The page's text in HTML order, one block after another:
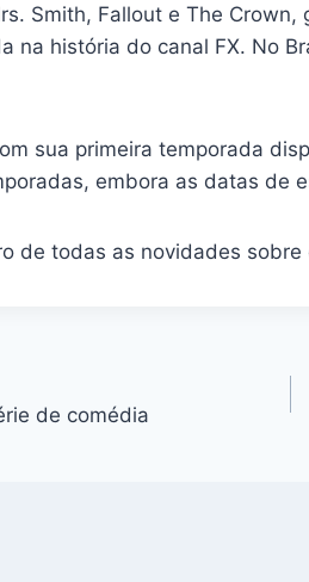
Smith, Fallout e The
na história do canal FX. No
sua primeira temporada
embora as datas de
de todas as novidades sobre
de comédia